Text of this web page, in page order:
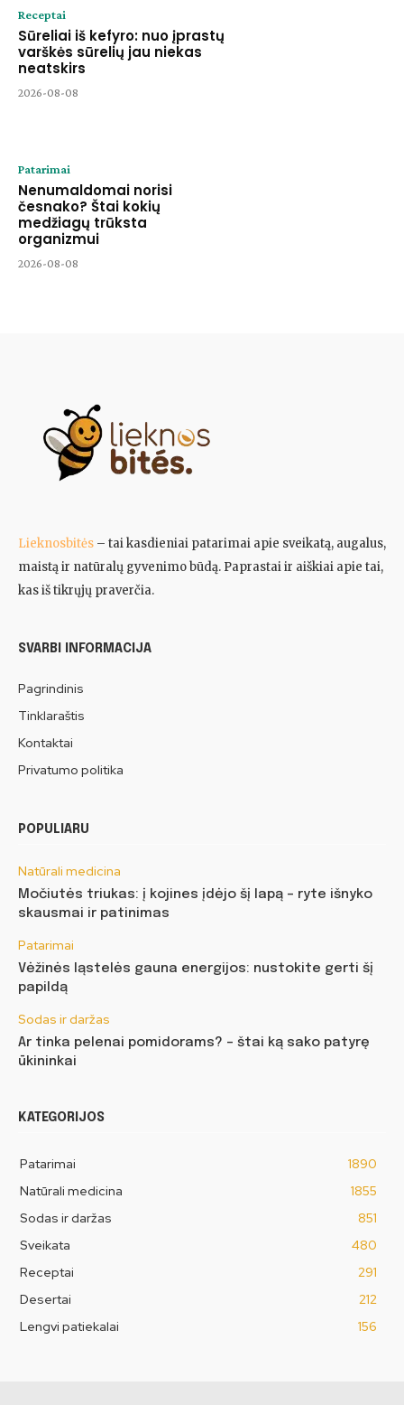
Receptai
Sūreliai iš kefyro: nuo įprastų
varškės sūrelių jau niekas
neatskirs
2026-08-08
Patarimai
Nenumaldomai norisi
česnako? Štai kokių
medžiagų trūksta
organizmui
2026-08-08
Lieknosbitės – tai kasdieniai patarimai apie sveikatą, augalus,
maistą ir natūralų gyvenimo būdą. Paprastai ir aiškiai apie tai,
kas iš tikrųjų praverčia.
SVARBI INFORMACIJA
Pagrindinis
Tinklaraštis
Kontaktai
Privatumo politika
POPULIARU
Natūrali medicina
Močiutės triukas: į kojines įdėjo šį lapą – ryte išnyko
skausmai ir patinimas
Patarimai
Vėžinės ląstelės gauna energijos: nustokite gerti šį
papildą
Sodas ir daržas
Ar tinka pelenai pomidorams? – štai ką sako patyrę
ūkininkai
KATEGORIJOS
Patarimai
1890
Natūrali medicina
1855
Sodas ir daržas
851
Sveikata
480
Receptai
291
Desertai
212
Lengvi patiekalai
156